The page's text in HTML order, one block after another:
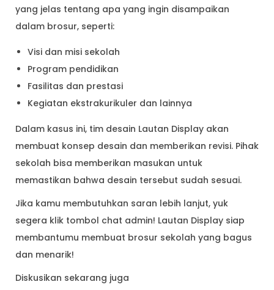
yang jelas tentang apa yang ingin disampaikan
dalam brosur, seperti:
Visi dan misi sekolah
Program pendidikan
Fasilitas dan prestasi
Kegiatan ekstrakurikuler dan lainnya
Dalam kasus ini, tim desain Lautan Display akan
membuat konsep desain dan memberikan revisi. Pihak
sekolah bisa memberikan masukan untuk
memastikan bahwa desain tersebut sudah sesuai.
Jika kamu membutuhkan saran lebih lanjut, yuk
segera klik tombol chat admin! Lautan Display siap
membantumu membuat brosur sekolah yang bagus
dan menarik!
Diskusikan sekarang juga